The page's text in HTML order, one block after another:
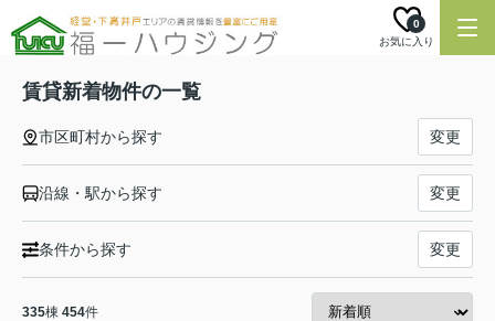
お気に入り
0
賃貸新着物件の一覧
市区町村から探す 変更
沿線・駅から探す 変更
条件から探す 変更
335棟 454件